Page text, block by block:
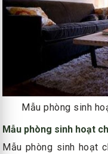
Mẫu phòng sinh
Mẫu phòng sinh hoạt
Mẫu phòng sinh hoạt